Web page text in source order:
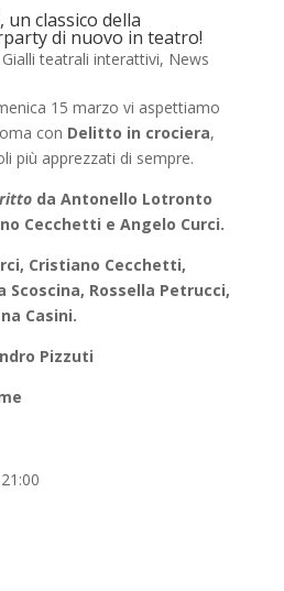
un classico della
di nuovo in teatro!
Gialli teatrali interattivi, News
15 marzo vi aspettiamo
con Delitto in crociera,
più apprezzati di sempre.
da Antonello Lotronto
Cecchetti e Angelo Curci.
Cristiano Cecchetti,
Scoscina, Rossella Petrucci,
Casini.
Pizzuti